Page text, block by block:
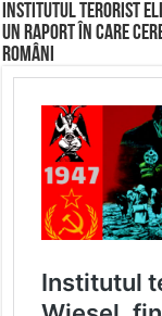
Institutul terorist
un raport în care
români